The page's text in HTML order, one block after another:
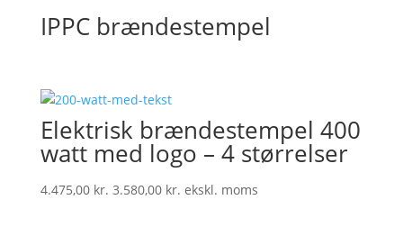
IPPC brændestempel
Elektrisk brændestempel 400
watt med logo – 4 størrelser
4.475,00 kr. 3.580,00 kr. ekskl. moms